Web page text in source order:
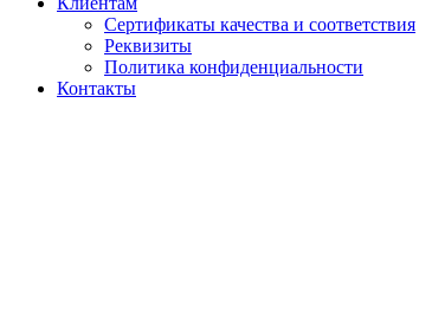
Сертификаты качества и соответствия
Реквизиты
Политика конфиден­циальности
Контакты